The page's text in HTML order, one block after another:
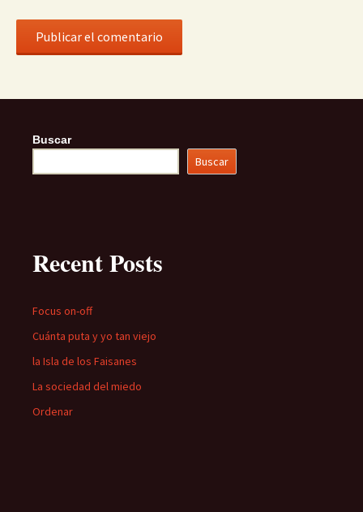
Buscar
Buscar
Recent Posts
Focus on-off
Cuánta puta y yo tan viejo
la Isla de los Faisanes
La sociedad del miedo
Ordenar